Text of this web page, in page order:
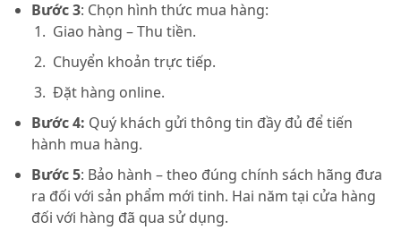
Bước 3: Chọn hình thức mua hàng:
Giao hàng – Thu tiền.
Chuyển khoản trực tiếp.
Đặt hàng online.
Bước 4: Quý khách gửi thông tin đầy đủ để tiến
hành mua hàng.
Bước 5: Bảo hành – theo đúng chính sách hãng đưa
ra đối với sản phẩm mới tinh. Hai năm tại cửa hàng
đối với hàng đã qua sử dụng.